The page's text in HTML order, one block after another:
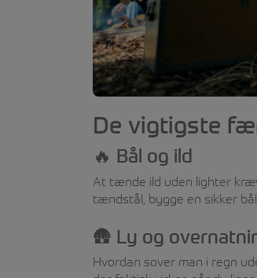
De vigtigste
🔥 Bål og ild
At tænde ild uden lighter
tændstål, bygge en sikker
🛖 Ly og
Hvordan sover man i regn